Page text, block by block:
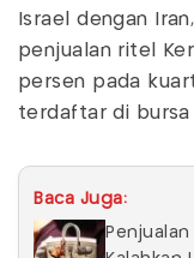
Israel dengan
penjualan ritel
persen pada
terdaftar di bursa
Baca Juga: